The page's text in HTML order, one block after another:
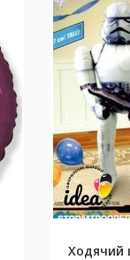
Ходячий